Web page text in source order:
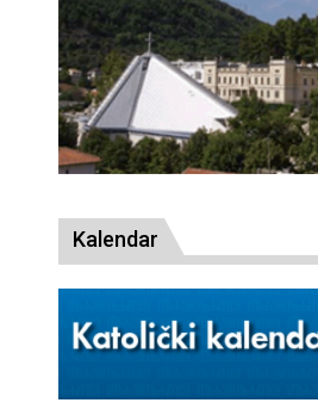
Kalendar